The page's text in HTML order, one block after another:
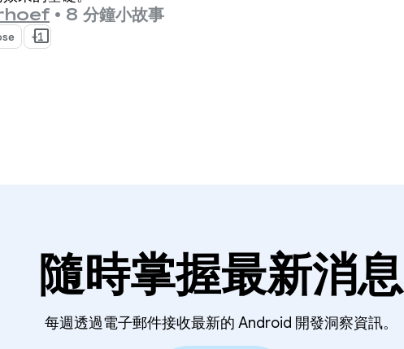
• 8 分鐘小故事
+1
隨時掌握最新消息
每週透過電子郵件接收最新的 Android 開發洞察資訊。